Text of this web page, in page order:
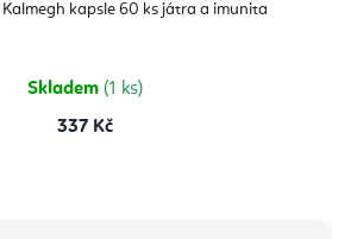
kapsle 60 ks játra a imunita
Skladem (1 ks)
337 Kč